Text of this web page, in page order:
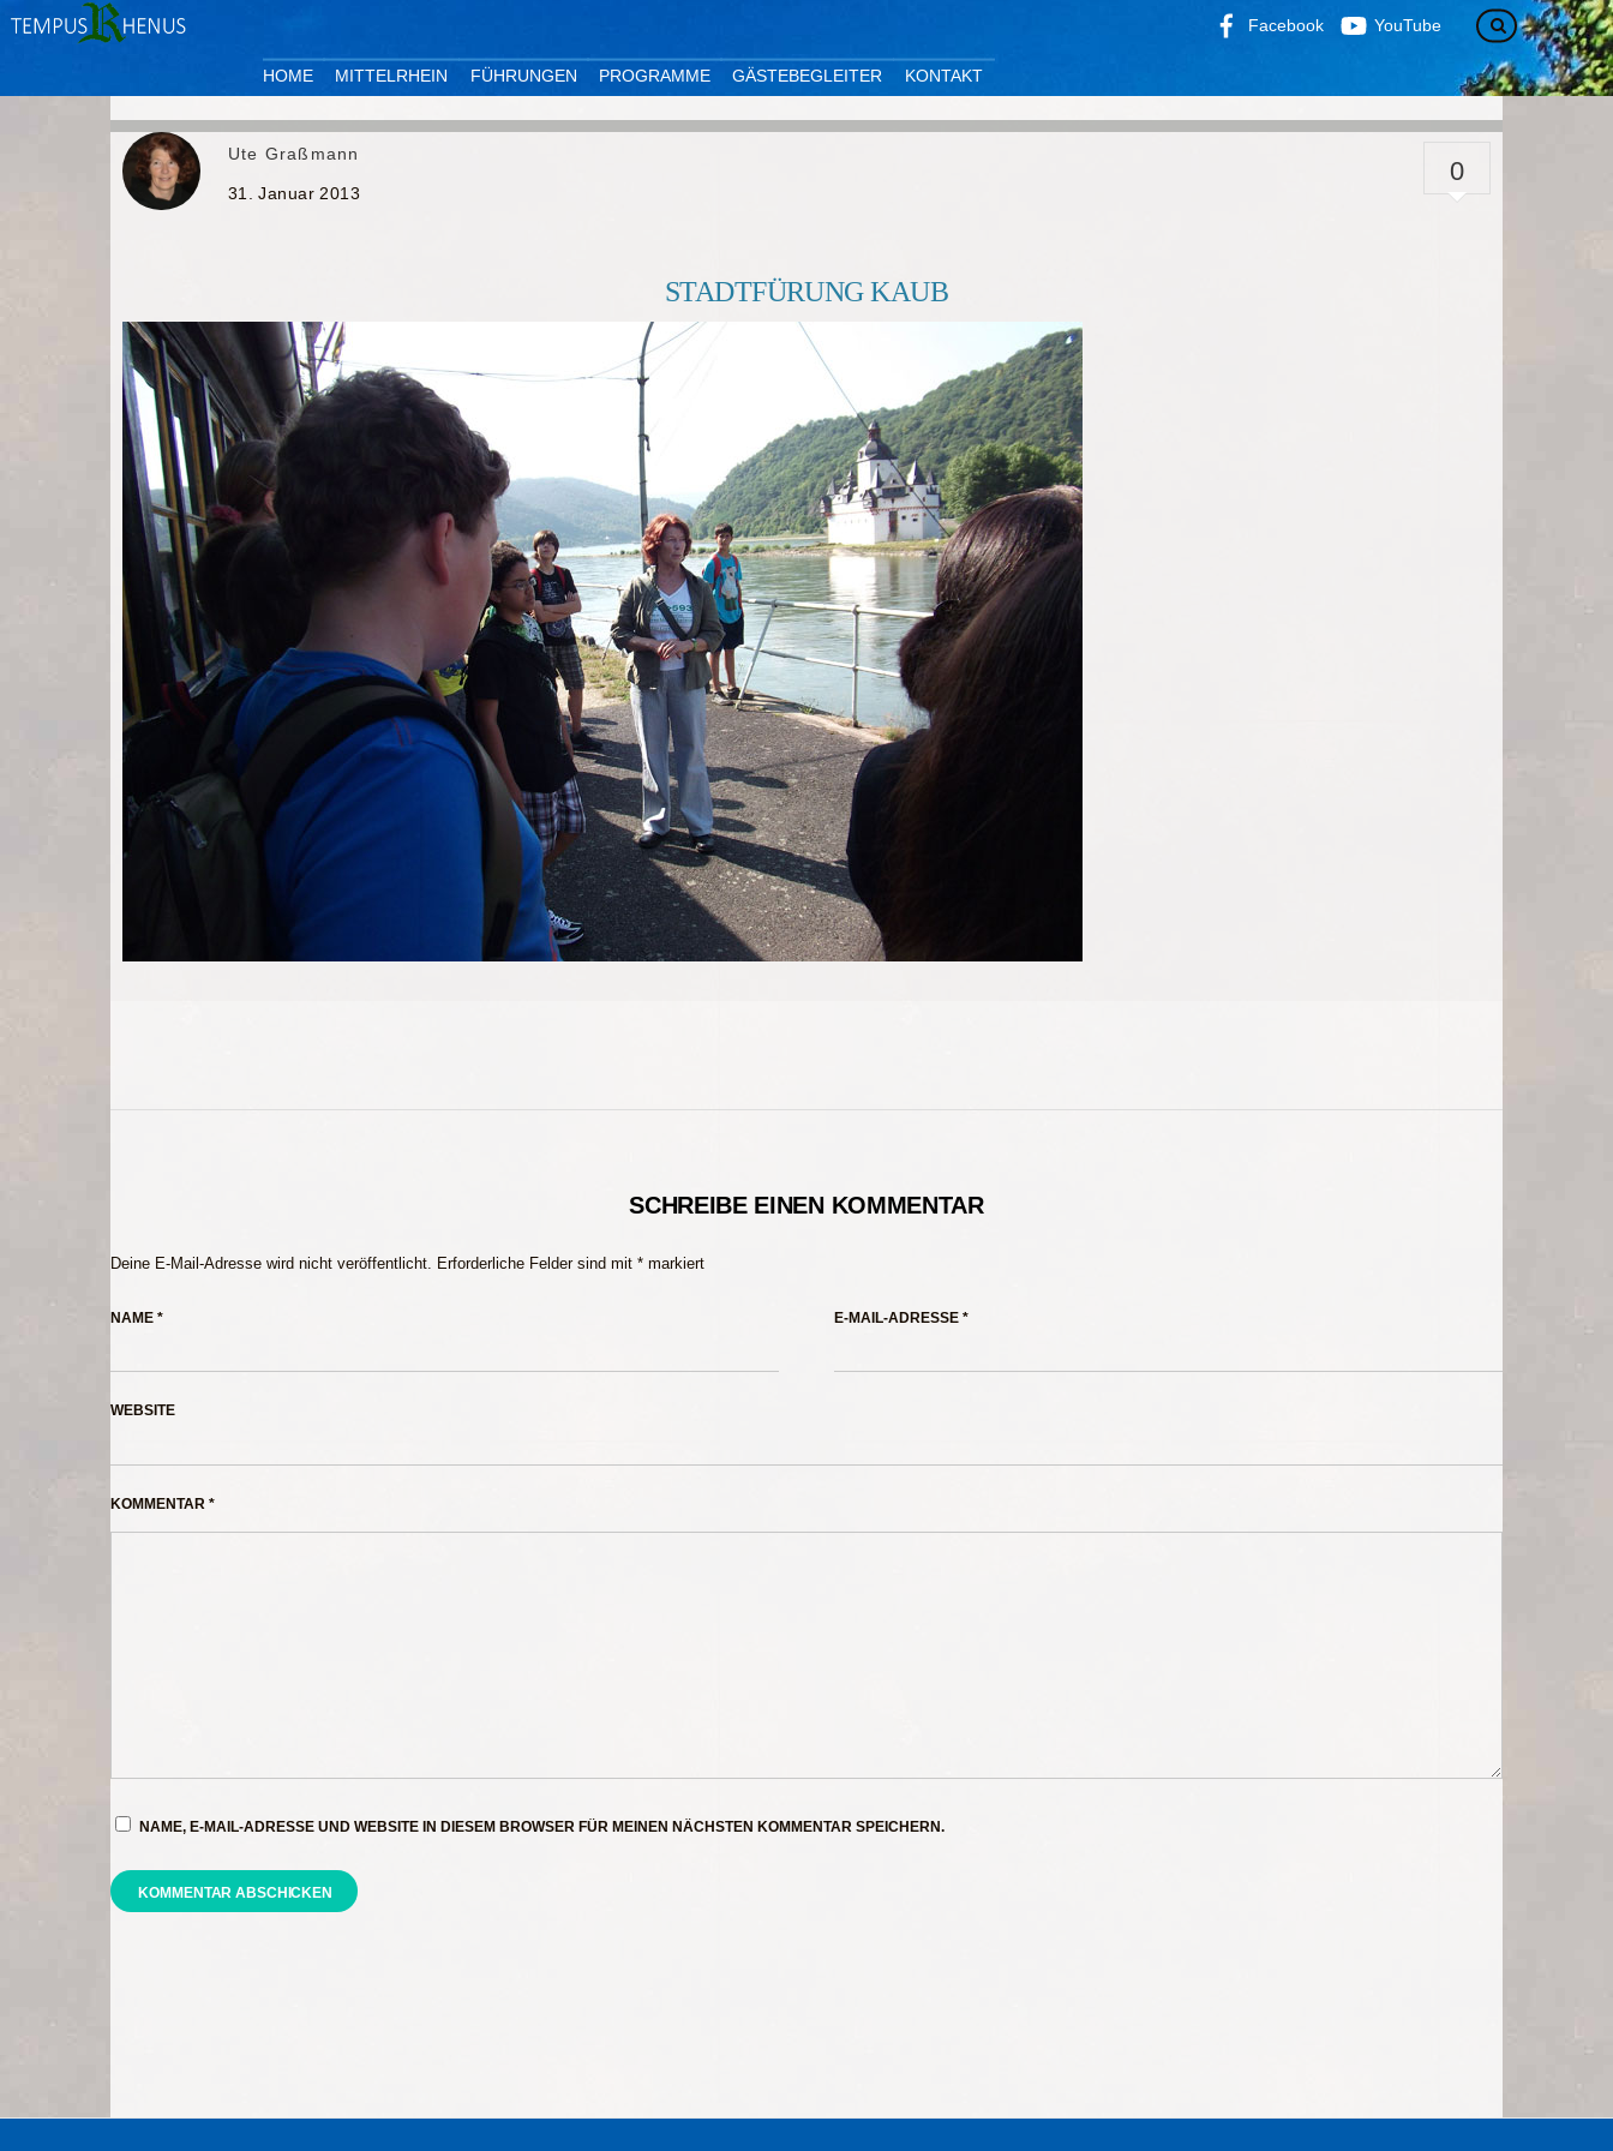
Facebook YouTube
HOME MITTELRHEIN FÜHRUNGEN PROGRAMME GÄSTEBEGLEITER KONTAKT
Ute Graßmann
31. Januar 2013
0
STADTFÜRUNG KAUB
SCHREIBE EINEN KOMMENTAR
Deine E-Mail-Adresse wird nicht veröffentlicht. Erforderliche Felder sind mit * markiert
NAME * E-MAIL-ADRESSE*
WEBSITE
KOMMENTAR *
NAME, E-MAIL-ADRESSE UND WEBSITE IN DIESEM BROWSER FÜR MEINEN NÄCHSTEN KOMMENTAR SPEICHERN.